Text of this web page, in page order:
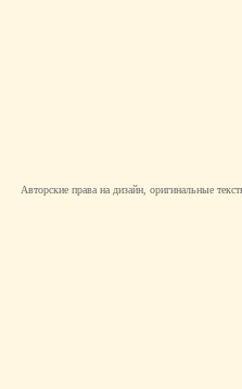
Авторские права на дизайн, оригинальные